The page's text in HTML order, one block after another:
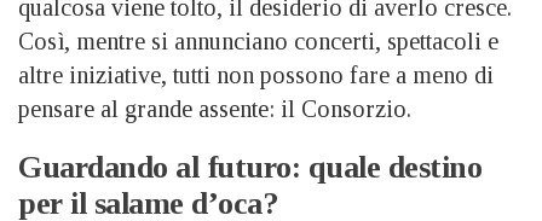
qualcosa viene tolto, il desiderio di averlo cresce.
Così, mentre si annunciano concerti, spettacoli e
altre iniziative, tutti non possono fare a meno di
pensare al grande assente: il Consorzio.
Guardando al futuro: quale destino
per il salame d’oca?